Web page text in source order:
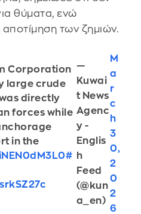
θύματα, ενώ
αποτίμηση των ζημιών.
Corporation
large crude
directly
forces while
in the
#
—
Kuwai
t News
Agenc
y -
Englis
h
Feed
(@kun
a_en)
M
a
r
c
h
3
0,
2
0
2
6